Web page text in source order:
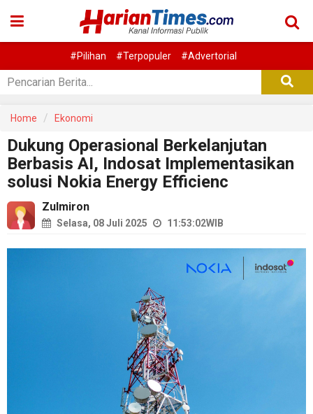
#Pilihan #Terpopuler #Advertorial
Home Ekonomi
Dukung Operasional Berkelanjutan
Berbasis AI, Indosat Implementasikan
solusi Nokia Energy Efficienc
Zulmiron
Selasa, 08 Juli 2025 11:53:02WIB